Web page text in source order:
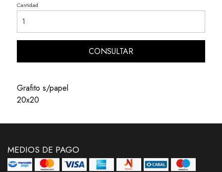
Cantidad
CONSULTAR
Grafito s/papel
20x20
MEDIOS DE PAGO